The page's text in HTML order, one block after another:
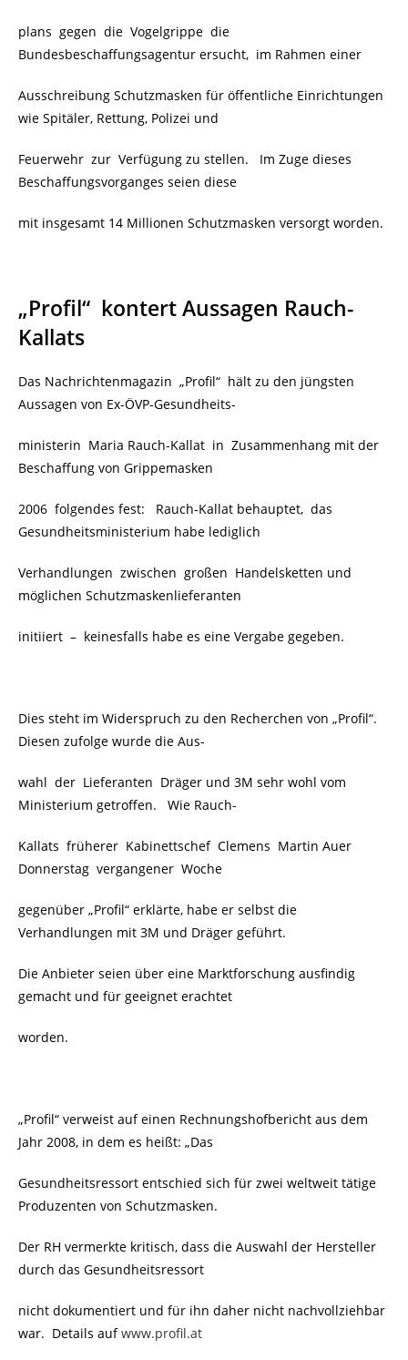
plans gegen die Vogelgrippe die
Bundesbeschaffungsagentur ersucht, im Rahmen einer
Ausschreibung Schutzmasken für öffentliche Einrichtungen
wie Spitäler, Rettung, Polizei und
Feuerwehr zur Verfügung zu stellen. Im Zuge dieses
Beschaffungsvorganges seien diese
mit insgesamt 14 Millionen Schutzmasken versorgt worden.
„Profil“ kontert Aussagen Rauch-
Kallats
Das Nachrichtenmagazin „Profil“ hält zu den jüngsten
Aussagen von Ex-ÖVP-Gesundheits-
ministerin Maria Rauch-Kallat in Zusammenhang mit der
Beschaffung von Grippemasken
2006 folgendes fest: Rauch-Kallat behauptet, das
Gesundheitsministerium habe lediglich
Verhandlungen zwischen großen Handelsketten und
möglichen Schutzmaskenlieferanten
initiiert – keinesfalls habe es eine Vergabe gegeben.
Dies steht im Widerspruch zu den Recherchen von „Profil“.
Diesen zufolge wurde die Aus-
wahl der Lieferanten Dräger und 3M sehr wohl vom
Ministerium getroffen. Wie Rauch-
Kallats früherer Kabinettschef Clemens Martin Auer
Donnerstag vergangener Woche
gegenüber „Profil“ erklärte, habe er selbst die
Verhandlungen mit 3M und Dräger geführt.
Die Anbieter seien über eine Marktforschung ausfindig
gemacht und für geeignet erachtet
worden.
„Profil“ verweist auf einen Rechnungshofbericht aus dem
Jahr 2008, in dem es heißt: „Das
Gesundheitsressort entschied sich für zwei weltweit tätige
Produzenten von Schutzmasken.
Der RH vermerkte kritisch, dass die Auswahl der Hersteller
durch das Gesundheitsressort
nicht dokumentiert und für ihn daher nicht nachvollziehbar
war. Details aufwww.profil.at